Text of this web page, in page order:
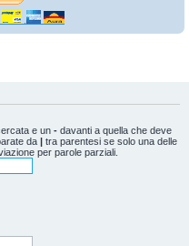
e un - davanti a quella che deve
da | tra parentesi se solo una delle
per parole parziali.